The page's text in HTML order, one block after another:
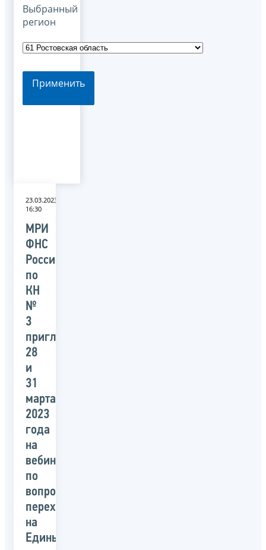
Выбранный
регион
Применить
23.03.2023
16:30
МРИ
ФНС
России
по
КН
№
3
приглашает
28
и
31
марта
2023
года
на
вебинары
по
вопросам
перехода
на
Единый